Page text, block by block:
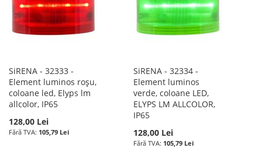
SiRENA - 32333 -
Element luminos roșu,
coloane led, Elyps lm
allcolor, IP65
128,00 Lei
105,79 Lei
SiRENA - 32334 -
Element luminos
verde, coloane LED,
ELYPS LM ALLCOLOR,
IP65
128,00 Lei
105,79 Lei